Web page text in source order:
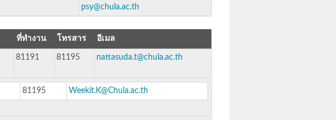
psy@chula.ac.th
ที่ทำงาน โทรสาร อีเมล
81191 81195 nattasuda.t@chula.ac.th
81195 Weekit.K@Chula.ac.th